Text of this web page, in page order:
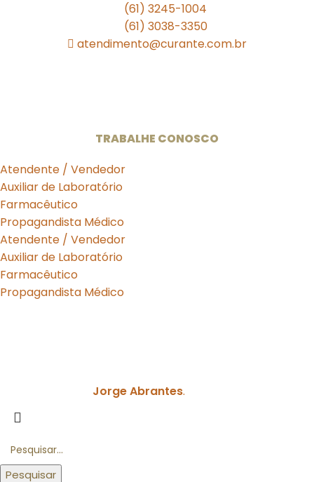
(61) 3245-1004
(61) 3038-3350
atendimento@curante.com.br
TRABALHE CONOSCO
Atendente / Vendedor
Auxiliar de Laboratório
Farmacêutico
Propagandista Médico
Atendente / Vendedor
Auxiliar de Laboratório
Farmacêutico
Propagandista Médico
Jorge Abrantes.
Pesquisar